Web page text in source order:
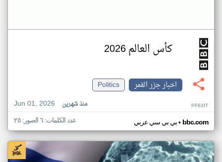
كأس العالم 2026
اخبار جزر القمر
Politics
Jun 01, 2026
منذ شهرين PF63IT
بي بي سي عربي• bbc.com عدد الكلمات: ٦ الصور: ٢٥